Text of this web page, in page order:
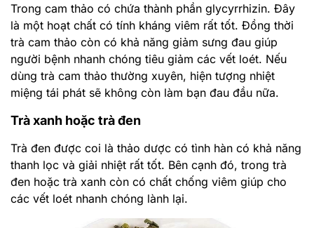
Trong cam thảo có chứa thành phần glycyrrhizin. Đây
là một hoạt chất có tính kháng viêm rất tốt. Đồng thời
trà cam thảo còn có khả năng giảm sưng đau giúp
người bệnh nhanh chóng tiêu giảm các vết loét. Nếu
dùng trà cam thảo thường xuyên, hiện tượng nhiệt
miệng tái phát sẽ không còn làm bạn đau đầu nữa.
Trà xanh hoặc trà đen
Trà đen được coi là thảo dược có tình hàn có khả năng
thanh lọc và giải nhiệt rất tốt. Bên cạnh đó, trong trà
đen hoặc trà xanh còn có chất chống viêm giúp cho
các vết loét nhanh chóng lành lại.